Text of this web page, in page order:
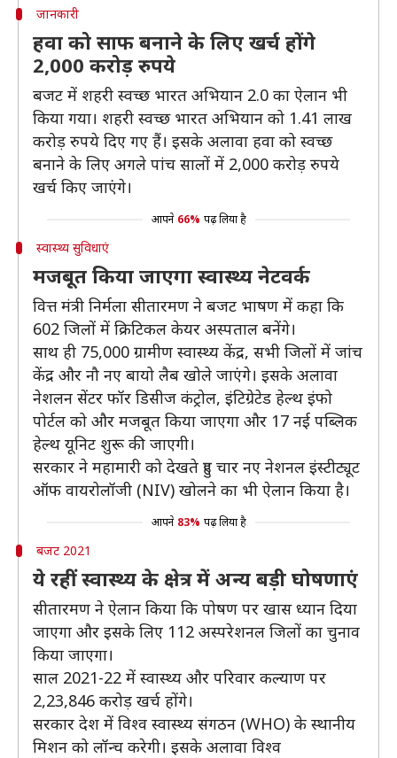
जानकारी
हवा को साफ बनाने के लिए खर्च होंगे
2,000 करोड़ रुपये
बजट में शहरी स्वच्छ भारत अभियान 2.0 का ऐलान भी
किया गया। शहरी स्वच्छ भारत अभियान को 1.41 लाख
करोड़ रुपये दिए गए हैं। इसके अलावा हवा को स्वच्छ
बनाने के लिए अगले पांच सालों में 2,000 करोड़ रुपये
खर्च किए जाएंगे।
आपने 66% पढ़ लिया है
स्वास्थ्य सुविधाएं
मजबूत किया जाएगा स्वास्थ्य नेटवर्क
वित्त मंत्री निर्मला सीतारमण ने बजट भाषण में कहा कि
602 जिलों में क्रिटिकल केयर अस्‍पताल बनेंगे।
साथ ही 75,000 ग्रामीण स्वास्थ्य केंद्र, सभी जिलों में जांच
केंद्र और नौ नए बायो लैब खोले जाएंगे। इसके अलावा
नेशलन सेंटर फॉर डिसीज कंट्रोल, इंटिग्रेटेड हेल्थ इंफो
पोर्टल को और मजबूत किया जाएगा और 17 नई पब्लिक
हेल्थ यूनिट शुरू की जाएगी।
सरकार ने महामारी को देखते हुए चार नए नेशनल इंस्टीट्यूट
ऑफ वायरोलॉजी (NIV) खोलने का भी ऐलान किया है।
आपने 83% पढ़ लिया है
बजट 2021
ये रहीं स्वास्थ्य के क्षेत्र में अन्य बड़ी घोषणाएं
सीतारमण ने ऐलान किया कि पोषण पर खास ध्यान दिया
जाएगा और इसके लिए 112 अस्परेशनल जिलों का चुनाव
किया जाएगा।
साल 2021-22 में स्वास्थ्य और परिवार कल्याण पर
2,23,846 करोड़ खर्च होंगे।
सरकार देश में विश्व स्वास्थ्य संगठन (WHO) के स्थानीय
मिशन को लॉन्च करेगी। इसके अलावा विश्व